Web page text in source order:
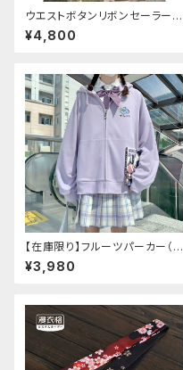
ウエストボタンリボンセーラーワ
ンピース
¥4,800
【在庫限り】フルーツパーカー（ブ
ルべリ、ブドウ、キウイ、チェリー、
ぶどう
¥3,980